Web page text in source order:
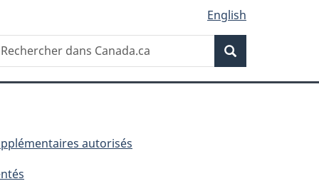
English
Recherche
autorisés